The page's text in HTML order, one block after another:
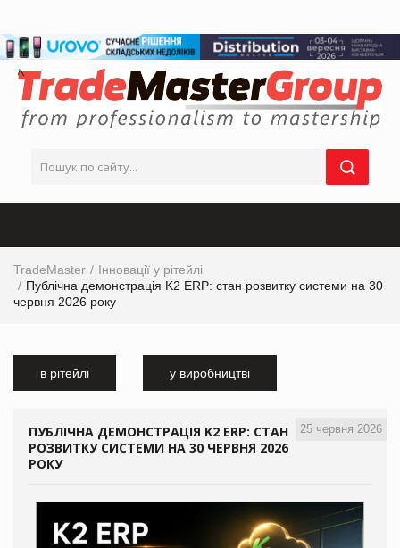
TradeMaster
Інновації у рітейлі
Публічна демонстрація K2 ERP: стан розвитку системи на 30
червня 2026 року
в рітейлі у виробництві
25 червня 2026
ПУБЛІЧНА ДЕМОНСТРАЦІЯ K2 ERP: СТАН
РОЗВИТКУ СИСТЕМИ НА 30 ЧЕРВНЯ 2026
РОКУ